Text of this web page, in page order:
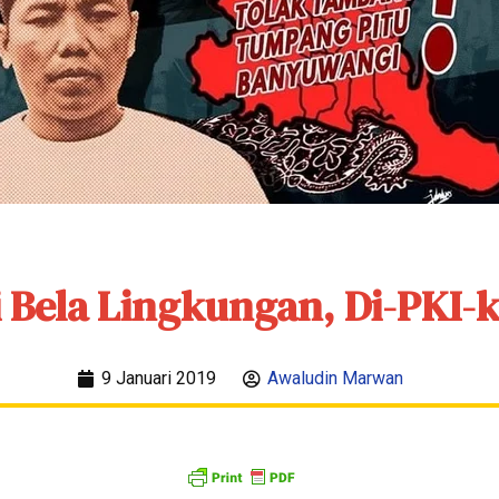
Lingkungan, Di-PKI-
9 Januari 2019 Awaludin Marwan